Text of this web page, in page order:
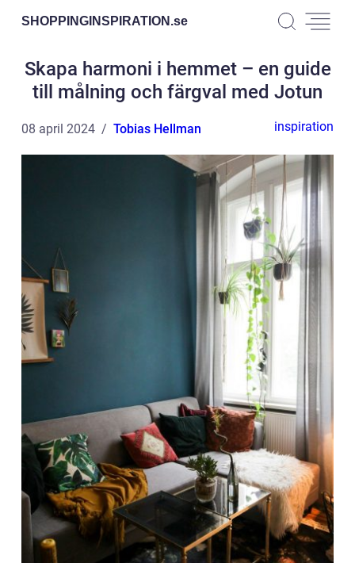
SHOPPINGINSPIRATION.se
Skapa harmoni i hemmet – en guide
till målning och färgval med Jotun
08 april 2024 Tobias Hellman inspiration